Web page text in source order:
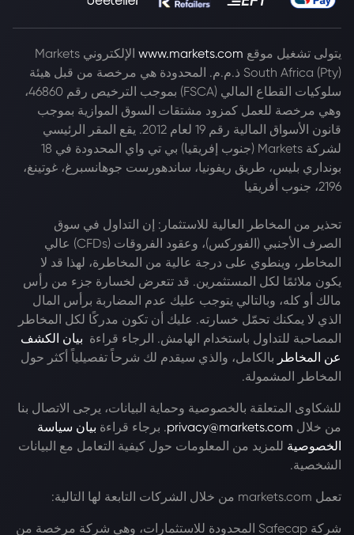
يتولى تشغيل موقع www.markets.com
الإلكتروني Markets
South Africa (Pty) ذ.م.م. المحدودة هي مرخصة من قبل هيئة
سلوكيات القطاع المالي (FSCA) بموجب الترخيص رقم 46860،
وهي مرخصة للعمل كمزود مشتقات السوق الموازية بموجب
قانون الأسواق المالية رقم 19 لعام 2012. يقع المقر الرئيسي
لشركة Markets (جنوب إفريقيا) بي تي واي المحدودة في 18
بونداري بليس، طريق ريفونيا، ساندهورست جوهانسبرغ، غوتينغ،
2196، جنوب أفريقيا
تحذير من المخاطر العالية للاستثمار: إن التداول في سوق
الصرف الأجنبي (الفوركس)، وعقود الفروقات (CFDs) عالي
المخاطر، وينطوي على درجة عالية من المخاطرة، لهذا قد لا
يكون ملائمًا لكل المستثمرين. قد تتعرض لخسارة جزء من رأس
مالك أو كله، وبالتالي يتوجب عليك عدم المضاربة برأس المال
الذي لا يمكنك تحمّل خسارته. عليك أن تكون مدركًا لكل المخاطر
المصاحبة للتداول باستخدام الهامش. الرجاء قراءة بيان الكشف
عن المخاطر بالكامل، والذي سيقدم لك شرحاً تفصيلياً أكثر حول
المخاطر المشمولة.
للشكاوى المتعلقة بالخصوصية وحماية البيانات، يرجى الاتصال بنا
من خلال privacy@markets.com. برجاء قراءة بيان سياسة
الخصوصية للمزيد من المعلومات حول كيفية التعامل مع البيانات
الشخصية.
تعمل markets.com من خلال الشركات التابعة لها التالية:
شركة Safecap المحدودة للاستثمارات، وهي شركة مرخصة من